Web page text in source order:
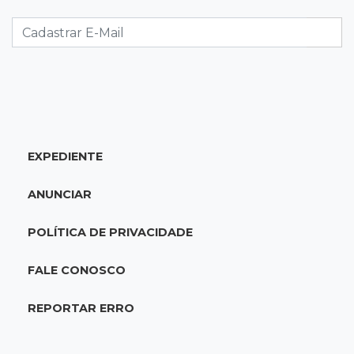
ligada a laboratório ilegal
19:37Cotação
cotado a R$ 5,08
Foragido que se passava por pastor morre
EXPEDIENTE
ANUNCIAR
POLÍTICA DE PRIVACIDADE
FALE CONOSCO
REPORTAR ERRO